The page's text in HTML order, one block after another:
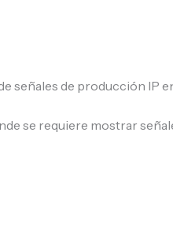
señales de producción IP
se requiere mostrar